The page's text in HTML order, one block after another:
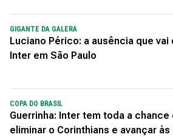
GIGANTE DA GALERA
Luciano Périco: a ausência que
Inter em São Paulo
COPA DO BRASIL
Guerrinha: Inter tem toda a chance
eliminar o Corinthians e avançar às